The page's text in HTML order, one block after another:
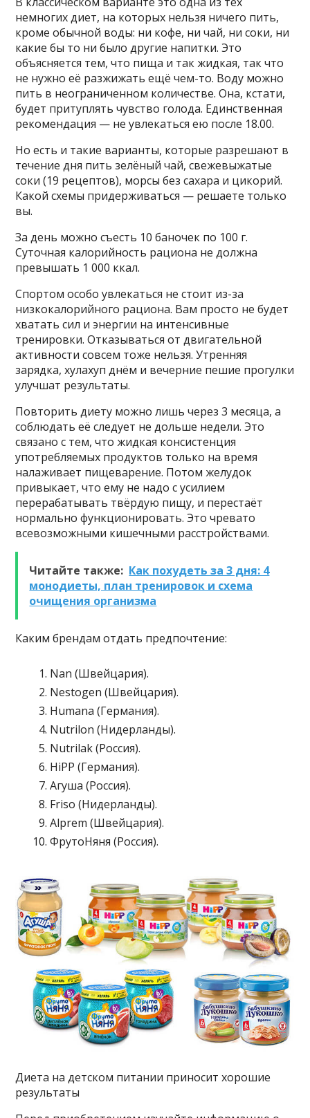
немногих диет, на которых нельзя ничего пить,
кроме обычной воды: ни кофе, ни чай, ни соки, ни
какие бы то ни было другие напитки. Это
объясняется тем, что пища и так жидкая, так что
не нужно её разжижать ещё чем-то. Воду можно
пить в неограниченном количестве. Она, кстати,
будет притуплять чувство голода. Единственная
рекомендация — не увлекаться ею после 18.00.
Но есть и такие варианты, которые разрешают в
течение дня пить зелёный чай, свежевыжатые
соки (19 рецептов), морсы без сахара и цикорий.
Какой схемы придерживаться — решаете только
вы.
За день можно съесть 10 баночек по 100 г.
Суточная калорийность рациона не должна
превышать 1 000 ккал.
Спортом особо увлекаться не стоит из-за
низкокалорийного рациона. Вам просто не будет
хватать сил и энергии на интенсивные
тренировки. Отказываться от двигательной
активности совсем тоже нельзя. Утренняя
зарядка, хулахуп днём и вечерние пешие прогулки
улучшат результаты.
Повторить диету можно лишь через 3 месяца, а
соблюдать её следует не дольше недели. Это
связано с тем, что жидкая консистенция
употребляемых продуктов только на время
налаживает пищеварение. Потом желудок
привыкает, что ему не надо с усилием
перерабатывать твёрдую пищу, и перестаёт
нормально функционировать. Это чревато
всевозможными кишечными расстройствами.
Читайте также: Как похудеть за 3 дня: 4
монодиеты, план тренировок и схема
очищения организма
Каким брендам отдать предпочтение:
Nan (Швейцария).
Nestogen (Швейцария).
Humana (Германия).
Nutrilon (Нидерланды).
Nutrilak (Россия).
HiPP (Германия).
Агуша (Россия).
Friso (Нидерланды).
Alprem (Швейцария).
ФрутоНяня (Россия).
Диета на детском питании приносит хорошие
результаты